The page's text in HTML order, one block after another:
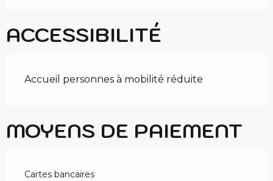
ACCESSIBILITÉ
Accueil personnes à mobilité réduite
MOYENS DE PAIEMENT
Cartes bancaires